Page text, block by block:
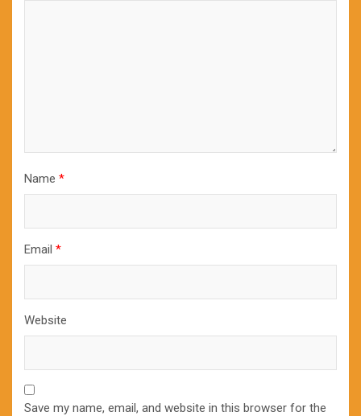
Name *
Email *
Website
Save my name, email, and website in this browser for the